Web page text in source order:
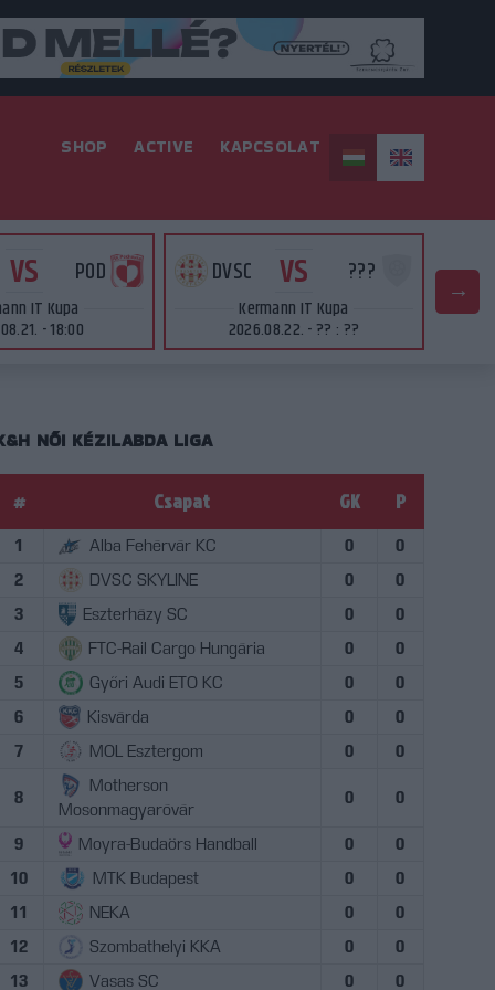
SHOP ACTIVE KAPCSOLAT
VS POD
IT Kupa
- 18:00
DVSC VS ???
Kermann IT Kupa
2026.08.22. - ?? : ??
NŐI KÉZILABDA LIGA
# Csapat GK P
1 Alba Fehérvár KC 0
0
2
DVSC SKYLINE 0
0
3
Eszterházy SC 0
0
4
FTC-Rail Cargo Hungária 0
0
5
Győri Audi ETO KC 0
0
6
Kisvárda 0
0
7
MOL Esztergom 0 0
8
Motherson
Mosonmagyaróvár
0 0
9 Moyra-Budaörs Handball 0
0
10
MTK Budapest 0
0
11
NEKA 0
0
12
Szombathelyi KKA 0
0
13
Vasas SC 0
0